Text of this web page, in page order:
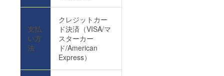
支払
い方
法
クレジットカー
ド決済（VISA/マ
スターカー
ド/American
Express）